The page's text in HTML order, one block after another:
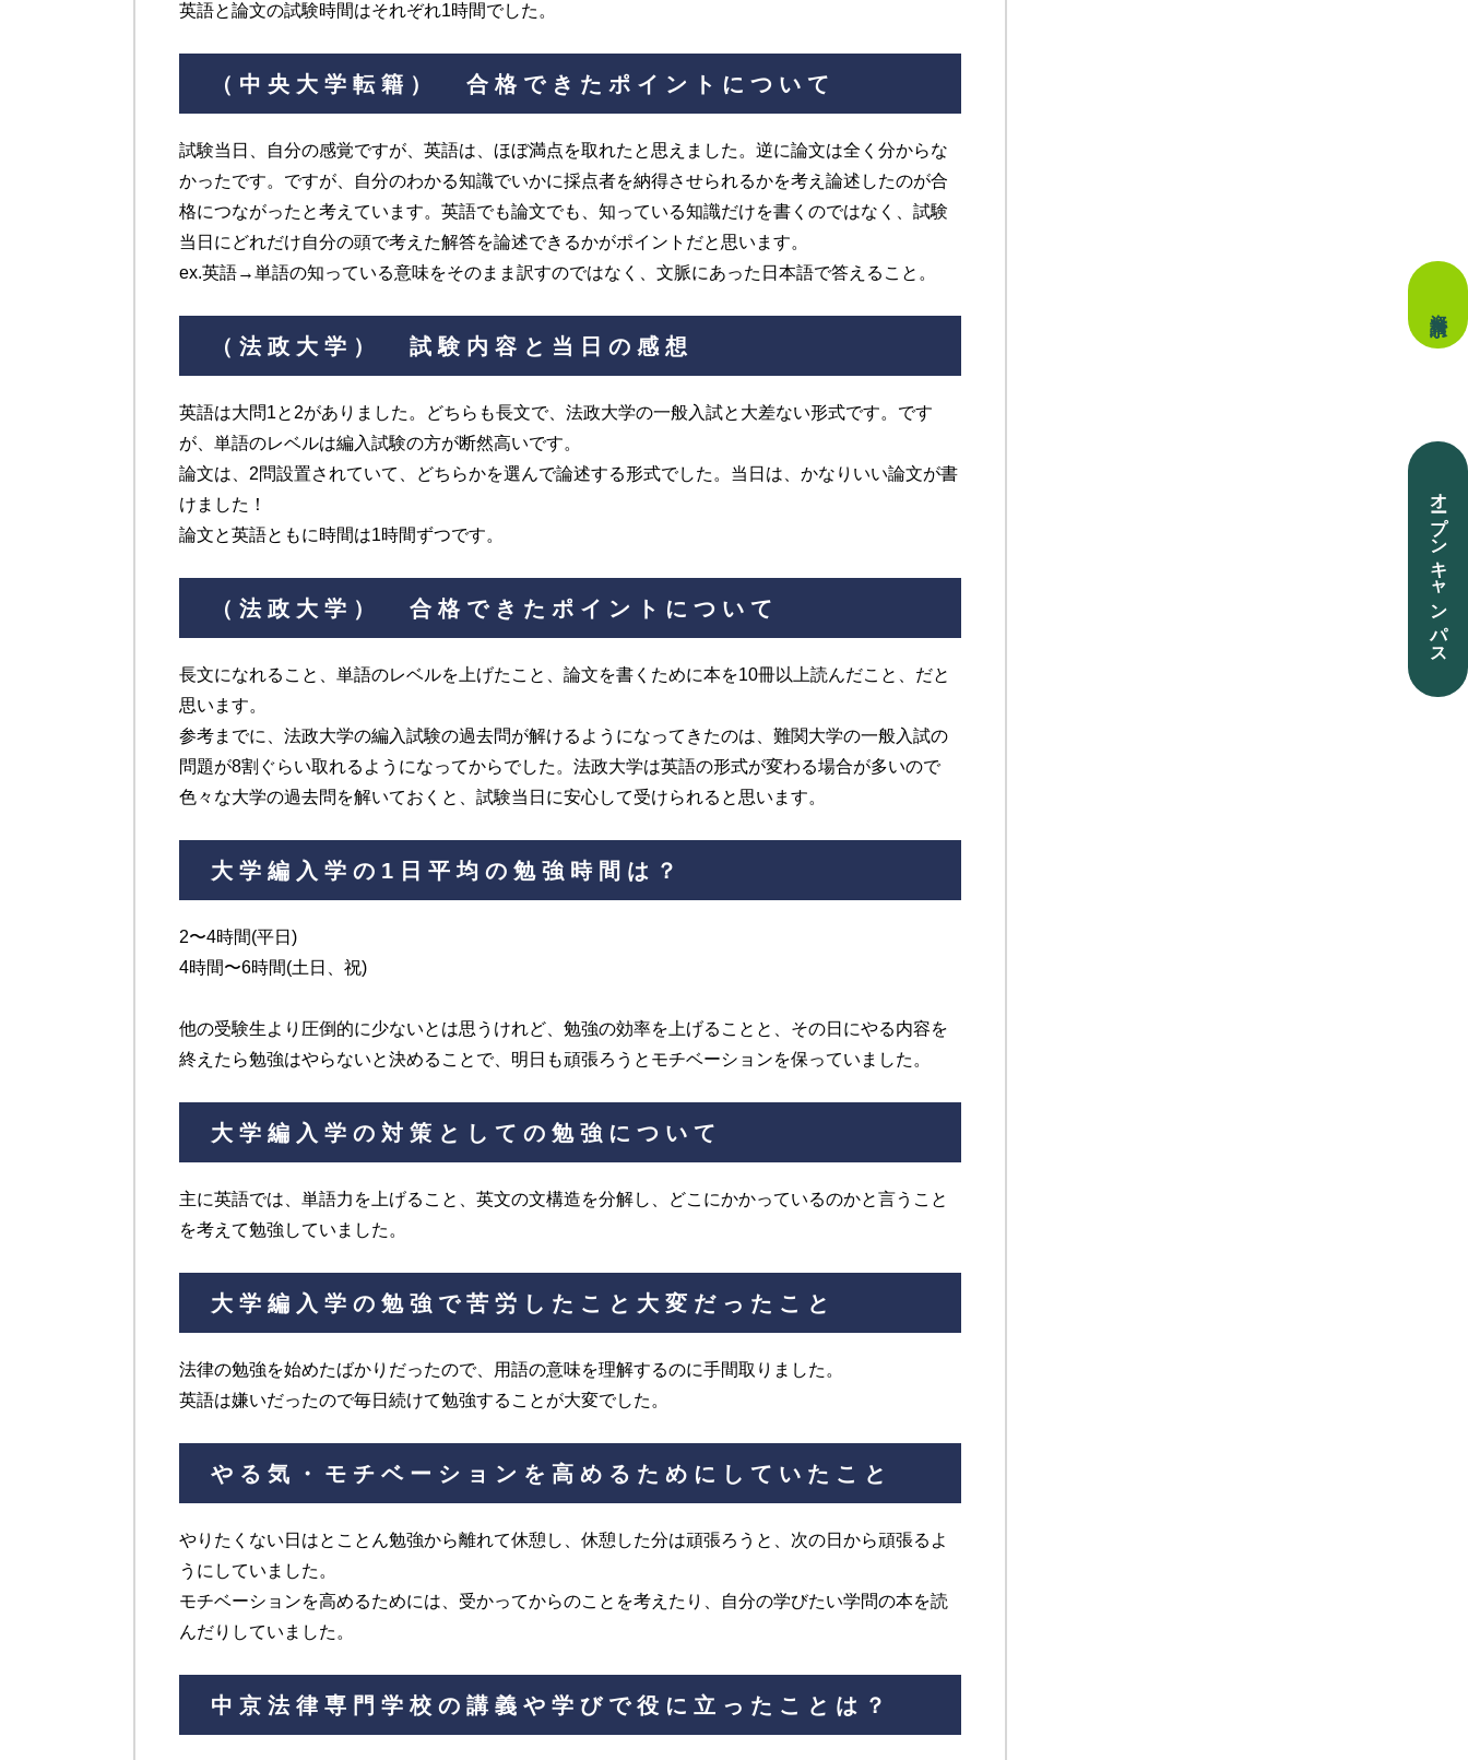
英語と論文の試験時間はそれぞれ1時間でした。
（中央大学転籍） 合格できたポイントについて
試験当日、自分の感覚ですが、英語は、ほぼ満点を取れたと思えました。逆に論文は全く分からな
かったです。ですが、自分のわかる知識でいかに採点者を納得させられるかを考え論述したのが合
格につながったと考えています。英語でも論文でも、知っている知識だけを書くのではなく、試験
当日にどれだけ自分の頭で考えた解答を論述できるかがポイントだと思います。
ex.英語→単語の知っている意味をそのまま訳すのではなく、文脈にあった日本語で答えること。
（法政大学） 試験内容と当日の感想
英語は大問1と2がありました。どちらも長文で、法政大学の一般入試と大差ない形式です。です
が、単語のレベルは編入試験の方が断然高いです。
論文は、2問設置されていて、どちらかを選んで論述する形式でした。当日は、かなりいい論文が書
けました！
論文と英語ともに時間は1時間ずつです。
（法政大学） 合格できたポイントについて
長文になれること、単語のレベルを上げたこと、論文を書くために本を10冊以上読んだこと、だと
思います。
参考までに、法政大学の編入試験の過去問が解けるようになってきたのは、難関大学の一般入試の
問題が8割ぐらい取れるようになってからでした。法政大学は英語の形式が変わる場合が多いので
色々な大学の過去問を解いておくと、試験当日に安心して受けられると思います。
大学編入学の1日平均の勉強時間は？
2〜4時間(平日)
4時間〜6時間(土日、祝)
他の受験生より圧倒的に少ないとは思うけれど、勉強の効率を上げることと、その日にやる内容を
終えたら勉強はやらないと決めることで、明日も頑張ろうとモチベーションを保っていました。
大学編入学の対策としての勉強について
主に英語では、単語力を上げること、英文の文構造を分解し、どこにかかっているのかと言うこと
を考えて勉強していました。
大学編入学の勉強で苦労したこと大変だったこと
法律の勉強を始めたばかりだったので、用語の意味を理解するのに手間取りました。
英語は嫌いだったので毎日続けて勉強することが大変でした。
やる気・モチベーションを高めるためにしていたこと
やりたくない日はとことん勉強から離れて休憩し、休憩した分は頑張ろうと、次の日から頑張るよ
うにしていました。
モチベーションを高めるためには、受かってからのことを考えたり、自分の学びたい学問の本を読
んだりしていました。
中京法律専門学校の講義や学びで役に立ったことは？
オープンキャンパス